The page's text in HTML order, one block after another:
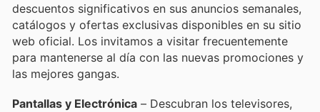
descuentos significativos en sus anuncios semanales,
catálogos y ofertas exclusivas disponibles en su sitio
web oficial. Los invitamos a visitar frecuentemente
para mantenerse al día con las nuevas promociones y
las mejores gangas.
Pantallas y Electrónica – Descubran los televisores,